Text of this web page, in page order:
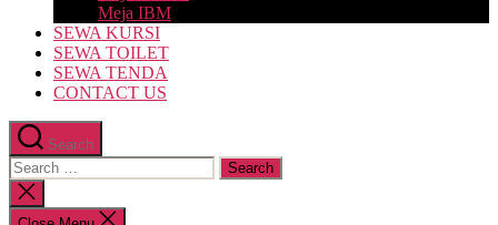
Meja IBM
SEWA KURSI
SEWA TOILET
SEWA TENDA
CONTACT US
Search
Search
for:
Close
search